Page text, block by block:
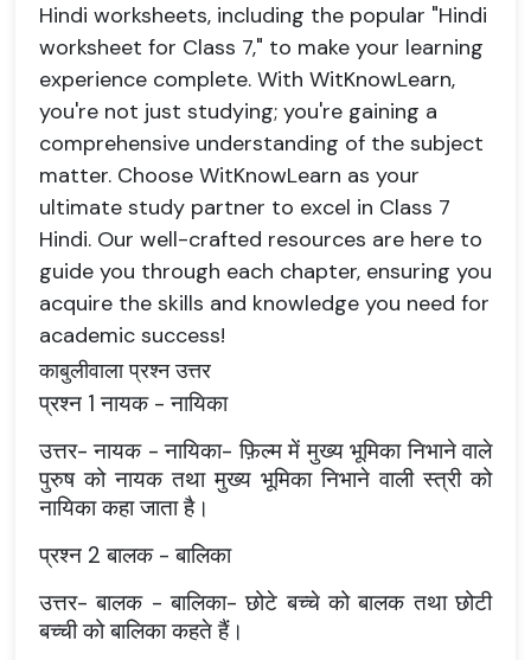
Hindi worksheets, including the popular "Hindi
worksheet for Class 7," to make your learning
experience complete. With WitKnowLearn,
you're not just studying; you're gaining a
comprehensive understanding of the subject
matter. Choose WitKnowLearn as your
ultimate study partner to excel in Class 7
Hindi. Our well-crafted resources are here to
guide you through each chapter, ensuring you
acquire the skills and knowledge you need for
academic success!
काबुलीवाला प्रश्न उत्तर
प्रश्न 1 नायक - नायिका
उत्तर- नायक - नायिका- फ़िल्म में मुख्य भूमिका निभाने वाले
पुरुष को नायक तथा मुख्य भूमिका निभाने वाली स्त्री को
नायिका कहा जाता है।
प्रश्न 2 बालक - बालिका
उत्तर- बालक - बालिका- छोटे बच्चे को बालक तथा छोटी
बच्ची को बालिका कहते हैं।